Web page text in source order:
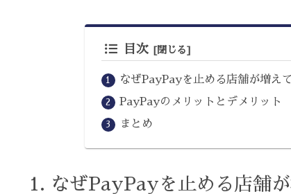
目次
なぜPayPayを止める店舗が増え
PayPayのメリットとデメリット
まとめ
なぜPayPayを止める店舗